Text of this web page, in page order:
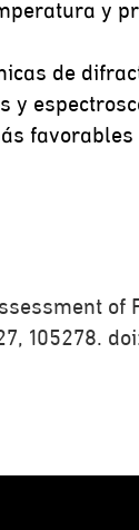
y
de
y
105278.